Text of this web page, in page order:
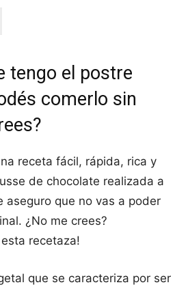
tengo el postre
comerlo sin
receta fácil, rápida, rica y
de chocolate realizada a
aseguro que no vas a poder
¿No me crees?
recetaza!
que se caracteriza por ser